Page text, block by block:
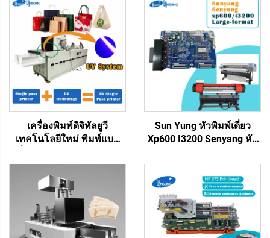
เครื่องพิมพ์ดิจิทัลยูวี
เทคโนโลยีใหม่ พิมพ์แบบ
ขวัญ กล่องพลาสติก
กระดาษอาร์ต โบรชัวร์
นิตยสาร การพิมพ์แบบหนึ่ง
ผ่าน
Sun Yung หัวพิมพ์เดี่ยว
Xp600 I3200 Senyang หัว
บอร์ดรถ พริ้นเตอร์อิงค์เจ็ท
ฟอร์แมตใหญ่ เครื่องพิมพ์อี
โค่ โซลเว่นท์ UV อิงค์